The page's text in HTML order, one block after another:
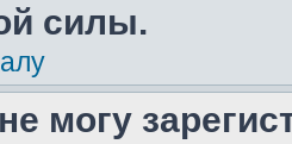
силы.
могу